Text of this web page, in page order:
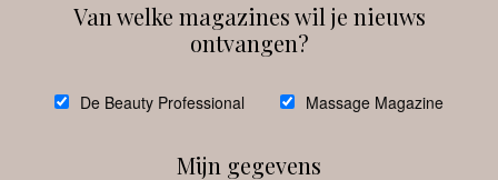
debeautyprofessional
Van welke magazines wil je nieuws
ontvangen?
De Beauty Professional Massage Magazine
Mijn gegevens